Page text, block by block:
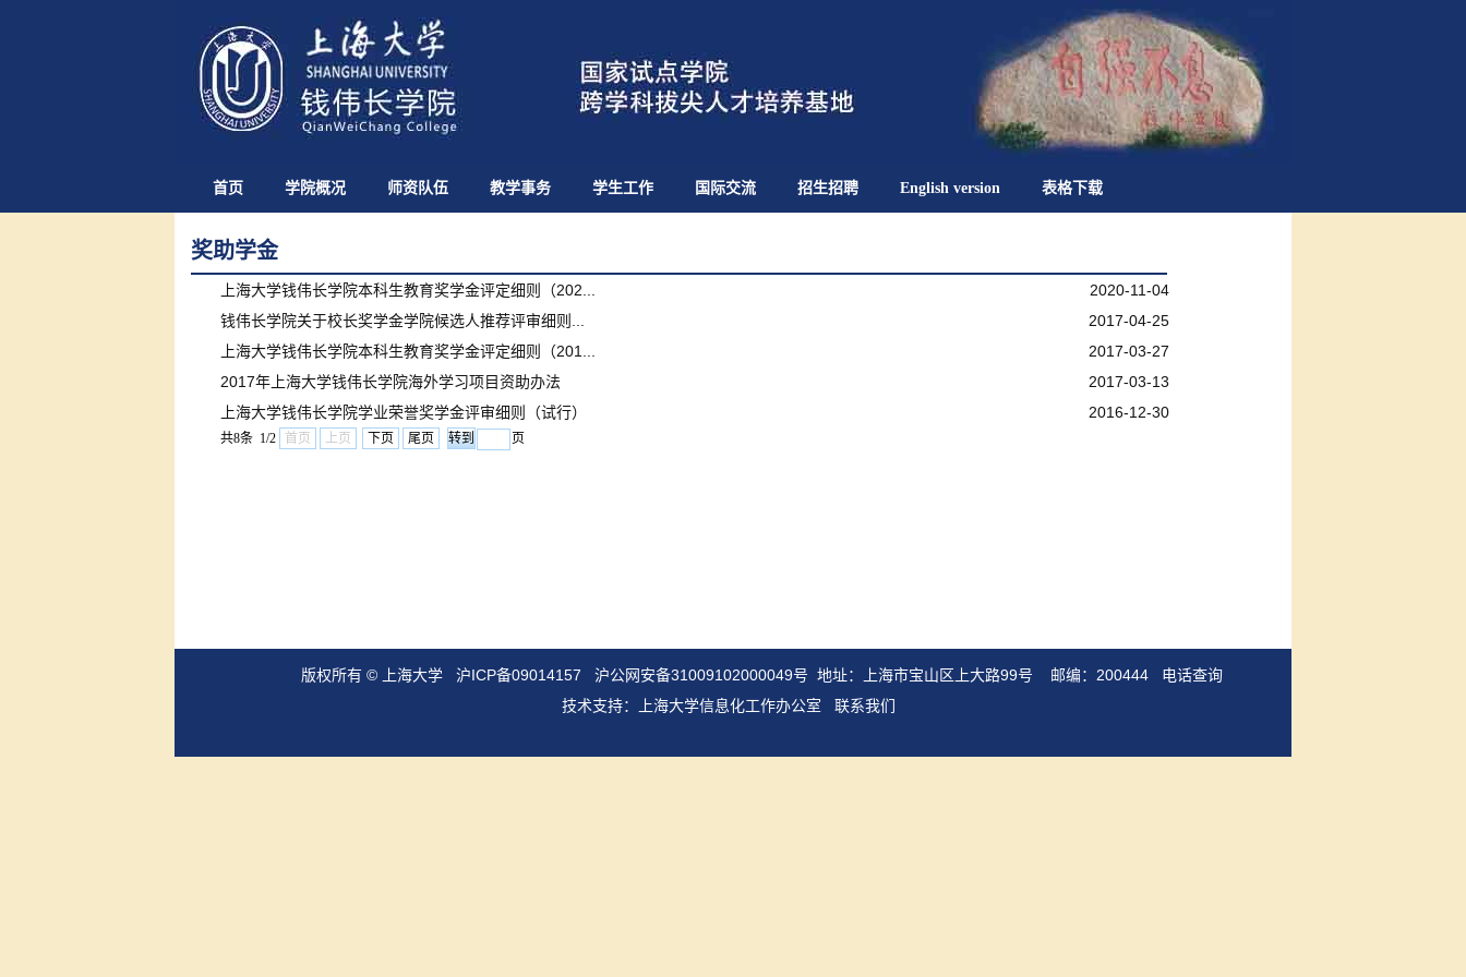
首页 学院概况 师资队伍 教学事务 学生工作 国际交流 招生招聘 English version 表格下载
奖助学金
上海大学钱伟长学院本科生教育奖学金评定细则（202...
2020-11-04
钱伟长学院关于校长奖学金学院候选人推荐评审细则...
2017-04-25
上海大学钱伟长学院本科生教育奖学金评定细则（201...
2017-03-27
2017年上海大学钱伟长学院海外学习项目资助办法
2017-03-13
上海大学钱伟长学院学业荣誉奖学金评审细则（试行）
2016-12-30
共8条 1/2 首页 上页 下页 尾页 页
版权所有 ©上海大学 沪ICP备09014157 沪公网安备31009102000049号 地址：上海市宝山区上大路99号 邮编：200444 电话查询
技术支持：
上海大学信息化工作办公室 联系我们